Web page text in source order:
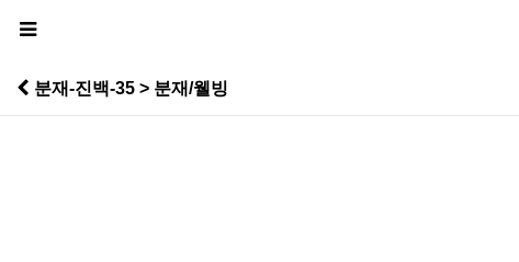
분재-진백-35 > 분재/웰빙